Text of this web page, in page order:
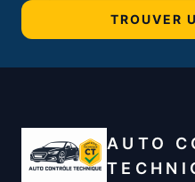
TROUVER
AUTO